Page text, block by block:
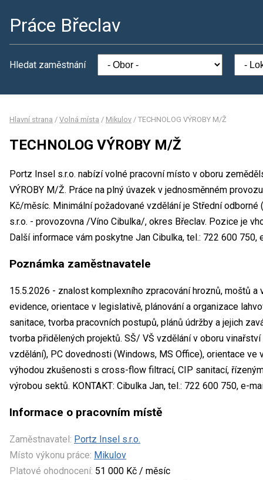
Práce Břeclav
Hledat zaměstnání
Hlavní strana / Volná místa / Mikulov / TECHNOLOG VÝROBY M/Ž
TECHNOLOG VÝROBY M/Ž
Portz Insel s.r.o. nabízí volné pracovní místo v oboru
VÝROBY M/Ž. Práce na plný úvazek v jednosměnném
Kč/měsíc. Minimální požadované vzdělání je Střední
s.r.o. - provozovna /Víno Cibulka/, okres Břeclav. Pozice je
Další informace vám poskytne Jan Cibulka, tel.: 722 600 750,
Poznámka zaměstnavatele
15.5.2026 - znalost komplexního zpracování hroznů, moštů a
evidence, orientace v legislativě, plánování a organizace
sanitace, tvorba pracovních postupů, plánů údržby a jejich
tvorba přidělených projektů. SŠ/ VŠ vzdělání v oboru
vzdělání), PC dovednosti (Windows, MS Office), orientace ve
výhodou zkušenosti s cross-flow filtrací, CIP sanitací,
výrobou sektů. KONTAKT: Cibulka Jan, tel.: 722 600 750, e-
Informace o pracovním místě
Zaměstnavatel: Portz Insel s.r.o.
Místo výkonu práce: Mikulov
Platové ohodnocení: 51 000 Kč / měsíc